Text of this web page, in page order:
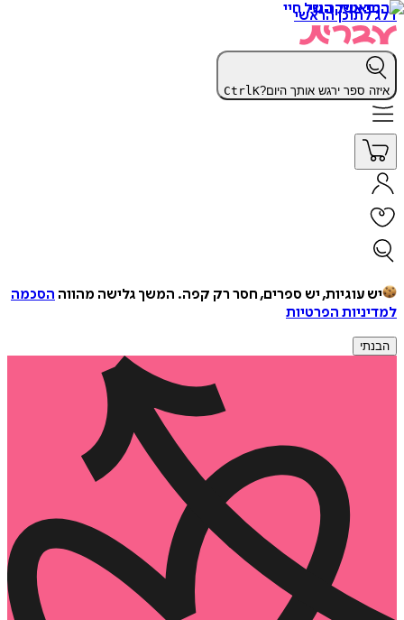
דלג לתוכן הראשי
איזה ספר ירגש אותך היום? CtrlK
יש עוגיות, יש ספרים, חסר רק קפה. המשך גלישה מהווה הסכמה
למדיניות הפרטיות
הבנתי